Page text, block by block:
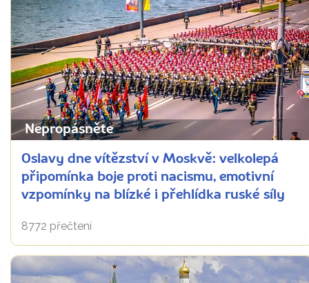
Nepropásněte
Oslavy dne vítězství v Moskvě: velkolepá
připomínka boje proti nacismu, emotivní
vzpomínky na blízké i přehlídka ruské síly
8772 přečtení